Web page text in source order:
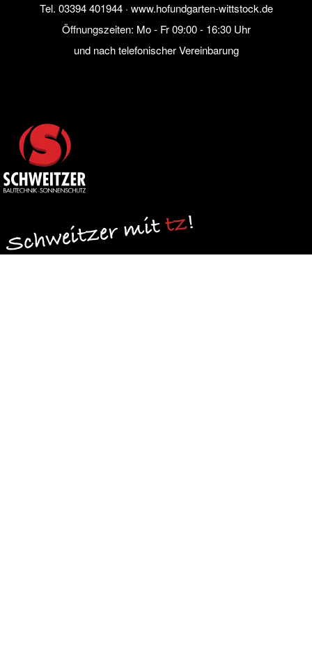
Tel. 03394 401944· www.hofundgarten-wittstock.de
Öffnungszeiten: Mo - Fr 09:00 - 16:30 Uhr
und nach telefonischer Vereinbarung